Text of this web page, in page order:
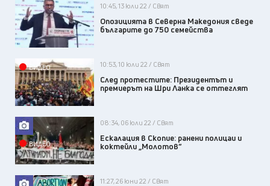
10:45, 13 юли 22 / Свят
Опозицията в Северна Македония сведе
българите до 750 семейства
ВИДЕО 10:53, 10 юли 22 / Свят
След протестите: Президентът и
премиерът на Шри Ланка се оттеглят
ВИДЕО
08:34, 06 юли 22 / Свят
Ескалация в Скопие: ранени полицаи и
коктейли „Молотов”
11:27, 26 юни 22 / Свят